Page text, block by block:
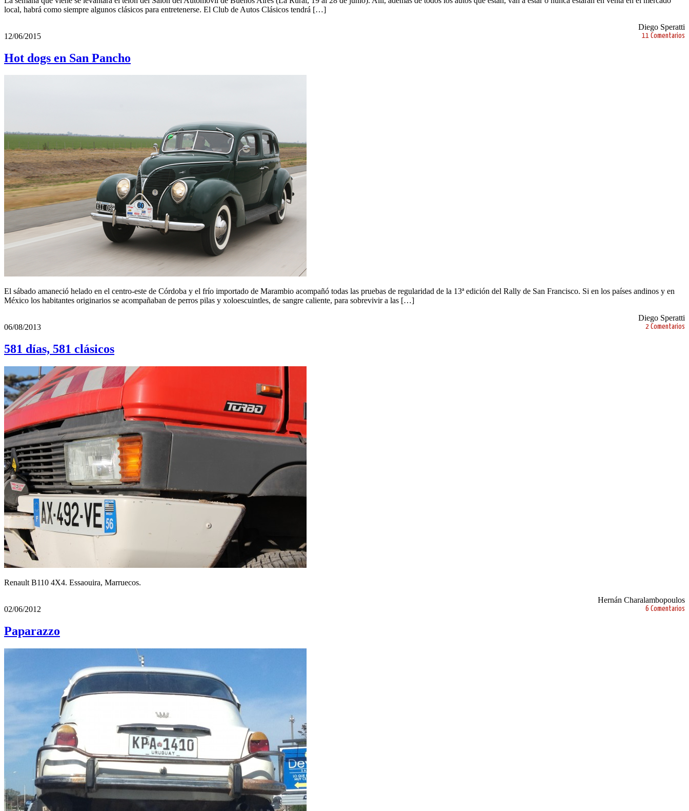
local, habrá como siempre algunos clásicos para entretenerse. El Club de Autos Clásicos tendrá […]
Diego Speratti
12/06/2015
11 Comentarios
Hot dogs en San Pancho
El sábado amaneció helado en el centro-este de Córdoba y el frío importado de Marambio acompañó todas las pruebas de regularidad de la 13ª edición del Rally de San Francisco. Si en los países andinos y en
México los habitantes originarios se acompañaban de perros pilas y xoloescuintles, de sangre caliente, para sobrevivir a las […]
Diego Speratti
06/08/2013
2 Comentarios
581 días, 581 clásicos
Renault B110 4X4. Essaouira, Marruecos.
Hernán Charalambopoulos
02/06/2012
6 Comentarios
Paparazzo